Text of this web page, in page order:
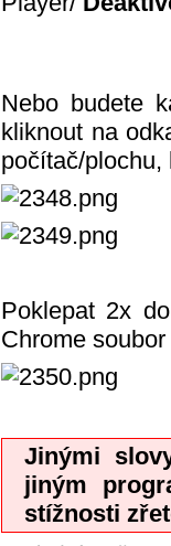
Nebo budete
kliknout na
počítač/plochu,
Poklepat 2x
Chrome
Jinými
jiným
stížnosti